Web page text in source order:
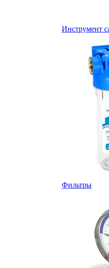
Инструмент
Фильтры